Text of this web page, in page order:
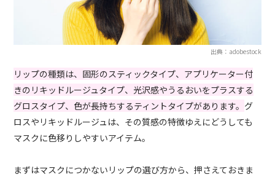
出典：adobestock
リップの種類は、固形のスティックタイプ、アプリケーター付
きのリキッドルージュタイプ、光沢感やうるおいをプラスする
グロスタイプ、色が長持ちするティントタイプがあります。 グ
ロスやリキッドルージュは、その質感の特徴ゆえにどうしても
マスクに色移りしやすいアイテム。
まずはマスクにつかないリップの選び方から、押さえておきま